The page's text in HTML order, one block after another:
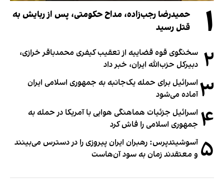
۱
حمیدرضا رجب‌زاده، مداح حکومتی، پس از ربایش به
قتل رسید
۲ سخنگوی قوه قضاییه از تعقیب کیفری محمدباقر خرازی،
دبیر‌کل حزب‌الله ایران، خبر داد
۳ اسرائیل برای حمله یک‌جانبه به جمهوری اسلامی ایران
آماده می‌شود
۴ اسرائیل جزئیات هماهنگی هوایی با آمریکا در حمله به
جمهوری اسلامی را فاش کرد
۵ آسوشیتدپرس: رهبران ایران پیروزی را در دسترس می‌بینند
و معتقدند زمان به سود آن‌هاست